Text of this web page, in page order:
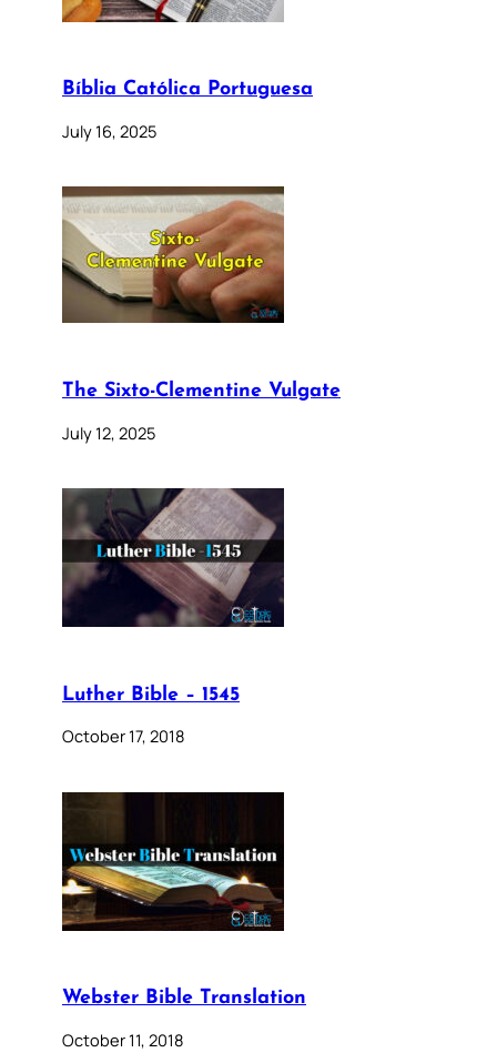
Bíblia Católica Portuguesa
July 16, 2025
The Sixto-Clementine Vulgate
July 12, 2025
Luther Bible – 1545
October 17, 2018
Webster Bible Translation
October 11, 2018